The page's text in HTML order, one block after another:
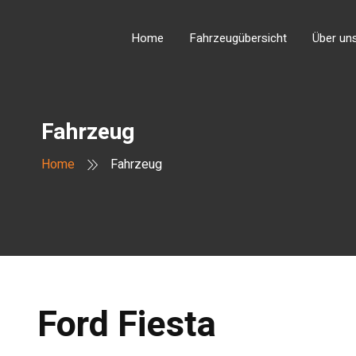
Home Fahrzeugübersicht Über
Fahrzeug
Home Fahrzeug
Ford Fiesta